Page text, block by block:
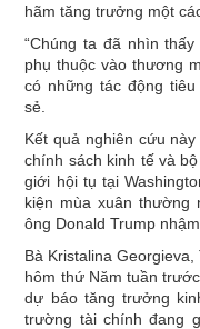
hãm tăng trưởng một
“Chúng ta đã nhìn
phụ thuộc vào thương
có những tác động
sẻ.
Kết quả nghiên cứu
chính sách kinh tế và
giới hội tụ tại
kiện mùa xuân thường
ông Donald Trump
Bà Kristalina
hôm thứ Năm tuần
dự báo tăng trưởng
trường tài chính đang